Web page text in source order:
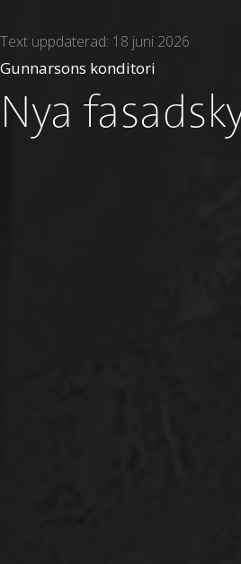
Text uppdaterad: 18 juni 2026
Gunnarsons konditori
Nya